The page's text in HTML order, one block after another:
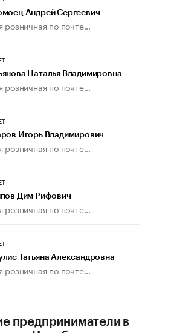
стареет иначе». Как живет глава
Андрей Сергеевич
розничная по почте...
Наталья Владимировна
розничная по почте...
Игорь Владимирович
розничная по почте...
Дим Рифович
розничная по почте...
Татьяна Александровна
розничная по почте...
предприниматели в